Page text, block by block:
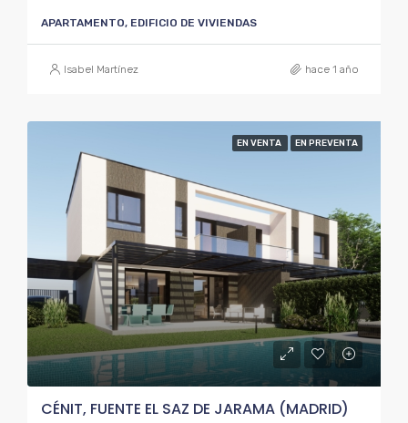
APARTAMENTO, EDIFICIO DE VIVIENDAS
Isabel Martínez hace 1 año
EN VENTA EN PREVENTA
CÉNIT, FUENTE EL SAZ DE JARAMA (MADRID)